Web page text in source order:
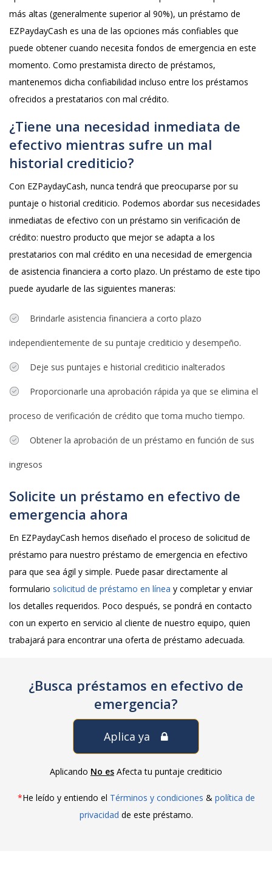
más altas (generalmente superior al 90%), un préstamo de
EZPaydayCash es una de las opciones más confiables que
puede obtener cuando necesita fondos de emergencia en este
momento. Como prestamista directo de préstamos,
mantenemos dicha confiabilidad incluso entre los préstamos
ofrecidos a prestatarios con mal crédito.
¿Tiene una necesidad inmediata de
efectivo mientras sufre un mal
historial crediticio?
Con EZPaydayCash, nunca tendrá que preocuparse por su
puntaje o historial crediticio. Podemos abordar sus necesidades
inmediatas de efectivo con un préstamo sin verificación de
crédito: nuestro producto que mejor se adapta a los
prestatarios con mal crédito en una necesidad de emergencia
de asistencia financiera a corto plazo. Un préstamo de este tipo
puede ayudarle de las siguientes maneras:
Brindarle asistencia financiera a corto plazo
independientemente de su puntaje crediticio y desempeño.
Deje sus puntajes e historial crediticio inalterados
Proporcionarle una aprobación rápida ya que se elimina el
proceso de verificación de crédito que toma mucho tiempo.
Obtener la aprobación de un préstamo en función de sus
ingresos
Solicite un préstamo en efectivo de
emergencia ahora
En EZPaydayCash hemos diseñado el proceso de solicitud de
préstamo para nuestro préstamo de emergencia en efectivo
para que sea ágil y simple. Puede pasar directamente al
formulario solicitud de préstamo en línea y completar y enviar
los detalles requeridos. Poco después, se pondrá en contacto
con un experto en servicio al cliente de nuestro equipo, quien
trabajará para encontrar una oferta de préstamo adecuada.
¿Busca préstamos en efectivo de
emergencia?
Aplica ya
Aplicando No es Afecta tu puntaje crediticio
*He leído y entiendo el Términos y condiciones & política de
privacidad de este préstamo.